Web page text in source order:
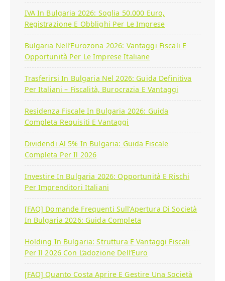
IVA In Bulgaria 2026: Soglia 50.000 Euro,
Registrazione E Obblighi Per Le Imprese
Bulgaria Nell’Eurozona 2026: Vantaggi Fiscali E
Opportunità Per Le Imprese Italiane
Trasferirsi In Bulgaria Nel 2026: Guida Definitiva
Per Italiani – Fiscalità, Burocrazia E Vantaggi
Residenza Fiscale In Bulgaria 2026: Guida
Completa Requisiti E Vantaggi
Dividendi Al 5% In Bulgaria: Guida Fiscale
Completa Per Il 2026
Investire In Bulgaria 2026: Opportunità E Rischi
Per Imprenditori Italiani
[FAQ] Domande Frequenti Sull’Apertura Di Società
In Bulgaria 2026: Guida Completa
Holding In Bulgaria: Struttura E Vantaggi Fiscali
Per Il 2026 Con L’adozione Dell’Euro
[FAQ] Quanto Costa Aprire E Gestire Una Società